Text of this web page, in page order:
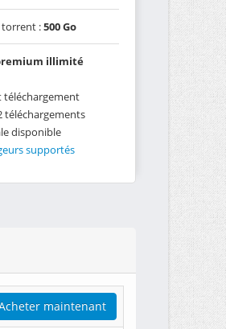
torrent :500 Go
illimité
téléchargement
téléchargements
disponible
supportés
maintenant